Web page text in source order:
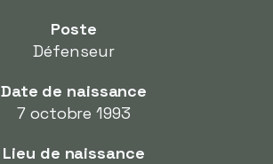
Poste
Défenseur
Date de naissance
7 octobre 1993
Lieu de naissance